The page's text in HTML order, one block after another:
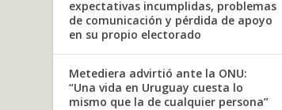
expectativas incumplidas, problemas
de comunicación y pérdida de apoyo
en su propio electorado
Metediera advirtió ante la ONU:
“Una vida en Uruguay cuesta lo
mismo que la de cualquier persona”